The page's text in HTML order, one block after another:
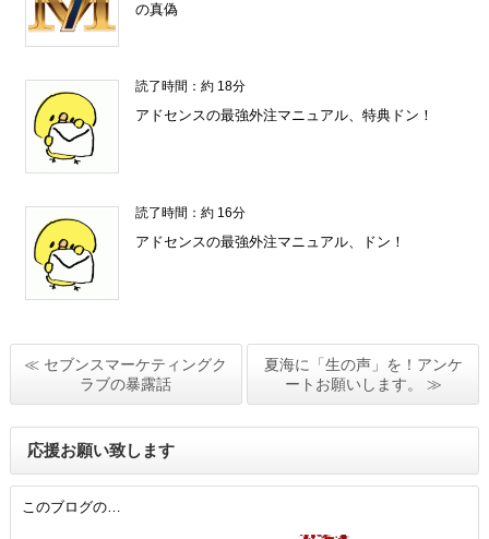
の真偽
読了時間：約 18分
アドセンスの最強外注マニュアル、特典ドン！
読了時間：約 16分
アドセンスの最強外注マニュアル、ドン！
≪ セブンスマーケティングク
ラブの暴露話
夏海に「生の声」を！アンケ
ートお願いします。 ≫
応援お願い致します
このブログの…